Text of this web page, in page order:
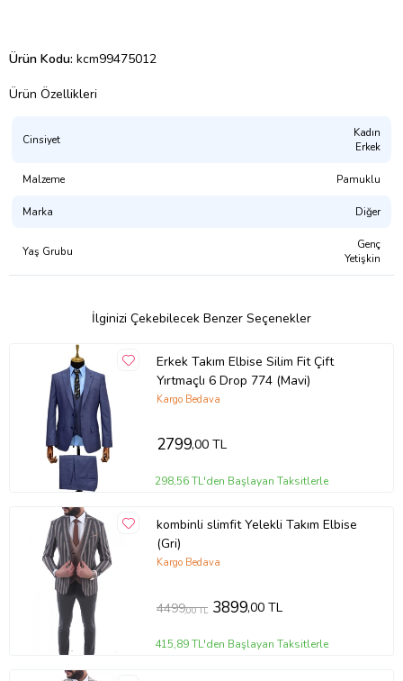
Ürün Kodu: kcm99475012
Ürün Özellikleri
Cinsiyet
Kadın
Erkek
Malzeme Pamuklu
Marka Diğer
Yaş Grubu
Genç
Yetişkin
İlginizi Çekebilecek Benzer Seçenekler
Erkek Takım Elbise Silim Fit Çift
Yırtmaçlı 6 Drop 774 (Mavi)
Kargo Bedava
2799,00 TL
298,56 TL'den Başlayan Taksitlerle
kombinli slimfit Yelekli Takım Elbise
(Gri)
Kargo Bedava
4499,00 TL 3899,00 TL
415,89 TL'den Başlayan Taksitlerle